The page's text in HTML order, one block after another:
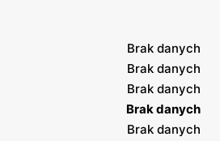
Brak danych
Brak danych
Brak danych
Brak danych
Brak danych